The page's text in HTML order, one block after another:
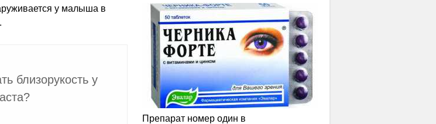
у малыша в
близорукость у
Препарат номер один в